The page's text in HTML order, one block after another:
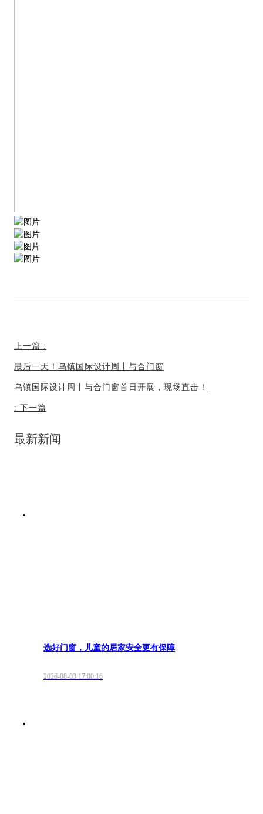
上一篇 :
最后一天！乌镇国际设计周丨与合门窗
乌镇国际设计周丨与合门窗首日开展，现场直击！
: 下一篇
最新新闻
选好门窗，儿童的居家安全更有保障
2026-08-03 17:00:16